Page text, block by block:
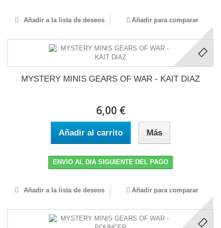
Añadir a la lista de deseos Añadir para comparar
MYSTERY MINIS GEARS OF WAR - KAIT DIAZ
6,00 €
Añadir al carrito Más
ENVIO AL DIA SIGUIENTE DEL PAGO
Añadir a la lista de deseos Añadir para comparar